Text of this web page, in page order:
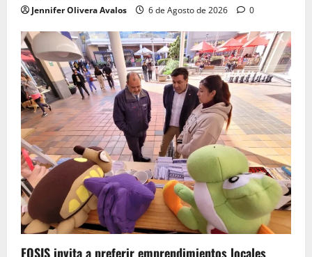
Jennifer Olivera Avalos 6 de Agosto de 2026 0
FOSIS invita a preferir emprendimientos locales